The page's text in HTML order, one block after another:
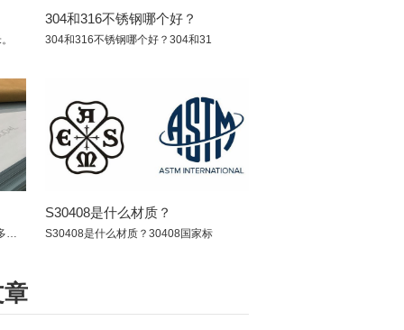
304和316不锈钢哪个好？
304和316不锈钢哪个好？304和31
不锈钢密度是多少，不锈钢的密度是多少跟材
S30408是什么材质？
S30408是什么材质？30408国家标